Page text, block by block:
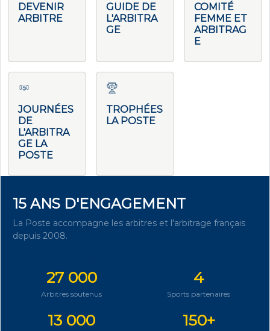
DEVENIR
ARBITRE
GUIDE DE
L'ARBITRA
GE
COMITÉ
FEMME ET
ARBITRAG
E
JOURNÉES
DE
L'ARBITRA
GE LA
POSTE
TROPHÉES
LA POSTE
15 ANS D'ENGAGEMENT
La Poste accompagne les arbitres et l'arbitrage français
depuis 2008.
27 000
Arbitres soutenus
4
Sports partenaires
13 000 150+